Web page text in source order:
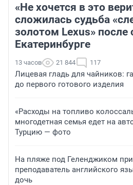
«Не хочется в это
сложилась судьба
золотом Lexus» после
Екатеринбурге
13 часов 21 844 117
Лицевая гладь для чайников:
до первого готового изделия
«Расходы на топливо
многодетная семья едет на
Турцию — фото
На пляже под Геленджиком
преподаватель английского
дочь